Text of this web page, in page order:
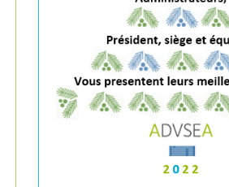
Pôle Protection et Soutien Familial
Médiation familiale
VPT